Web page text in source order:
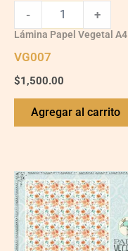
- +
Lámina Papel Vegetal A4
VG007
$1,500.00
Agregar al carrito
VG011
quantity